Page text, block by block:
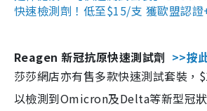
快速檢測劑！低至$15/支 獲歐盟認
Reagen 新冠抗原快速測試劑 >>按
莎莎網店亦有售多款快速測試套裝，
以檢測到Omicron及Delta等新型冠